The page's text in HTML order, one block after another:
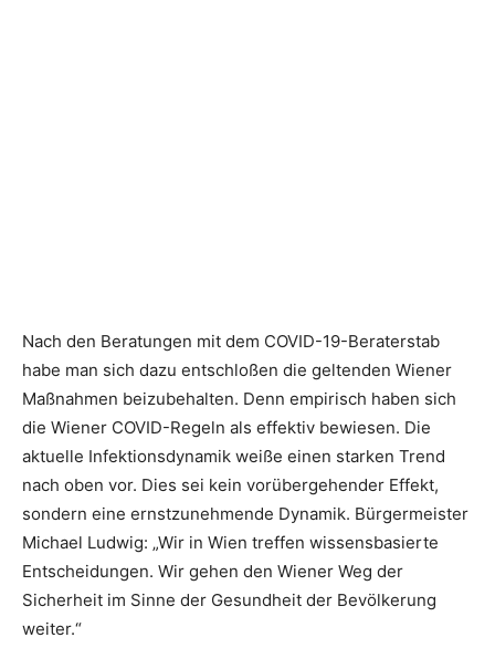
Nach den Beratungen mit dem COVID-19-Beraterstab
habe man sich dazu entschloßen die geltenden Wiener
Maßnahmen beizubehalten. Denn empirisch haben sich
die Wiener COVID-Regeln als effektiv bewiesen. Die
aktuelle Infektionsdynamik weiße einen starken Trend
nach oben vor. Dies sei kein vorübergehender Effekt,
sondern eine ernstzunehmende Dynamik. Bürgermeister
Michael Ludwig: „Wir in Wien treffen wissensbasierte
Entscheidungen. Wir gehen den Wiener Weg der
Sicherheit im Sinne der Gesundheit der Bevölkerung
weiter.“